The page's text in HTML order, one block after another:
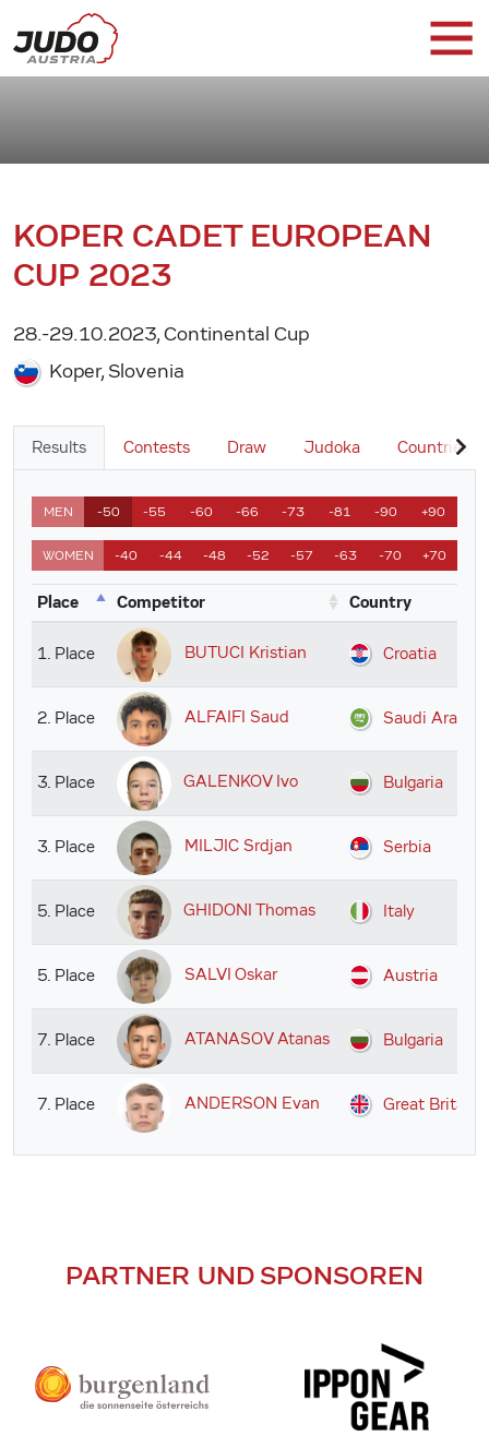
KOPER CADET EUROPEAN
CUP 2023
28.-29.10.2023, Continental Cup
Koper, Slovenia
Results Contests Draw Judoka Countries
MEN -50 -55 -60 -66 -73 -81 -90 +90
WOMEN -40 -44 -48 -52 -57 -63 -70 +70
Place Competitor Country
1. Place BUTUCI Kristian Croatia
2. Place ALFAIFI Saud Saudi Arabia
3. Place GALENKOV Ivo Bulgaria
3. Place MILJIC Srdjan Serbia
5. Place GHIDONI Thomas Italy
5. Place SALVI Oskar Austria
7. Place ATANASOV Atanas Bulgaria
7. Place ANDERSON Evan Great Britain
PARTNER UND SPONSOREN